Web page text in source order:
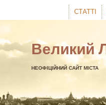
СТАТТІ
Великий
НЕОФІЦІЙНИЙ САЙТ МІСТА